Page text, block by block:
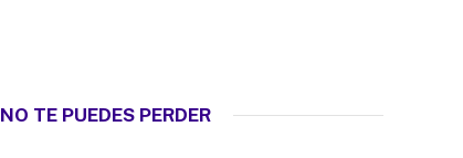
NO TE PUEDES PERDER